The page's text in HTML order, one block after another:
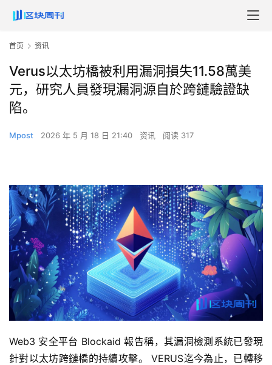
首页 资讯
Verus以太坊橋被利用漏洞損失11.58萬美
元，研究人員發現漏洞源自於跨鏈驗證缺
陷。
Mpost 2026 年 5 月 18 日 21:40 资讯 阅读 317
Web3 安全平台 Blockaid 報告稱，其漏洞檢測系統已發現
針對以太坊跨鏈橋的持續攻擊。 VERUS迄今為止，已轉移